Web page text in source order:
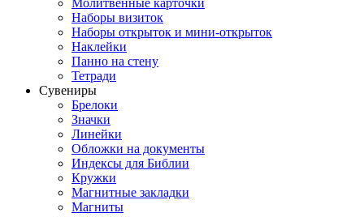
Молитвенные карточки
Наборы визиток
Наборы открыток и мини-открыток
Наклейки
Панно на стену
Тетради
Сувениры
Брелоки
Значки
Линейки
Обложки на документы
Индексы для Библии
Кружки
Магнитные закладки
Магниты